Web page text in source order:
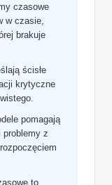
czasowe
w czasie,
brakuje
ścisłe
krytyczne
pomagają
problemy z
to